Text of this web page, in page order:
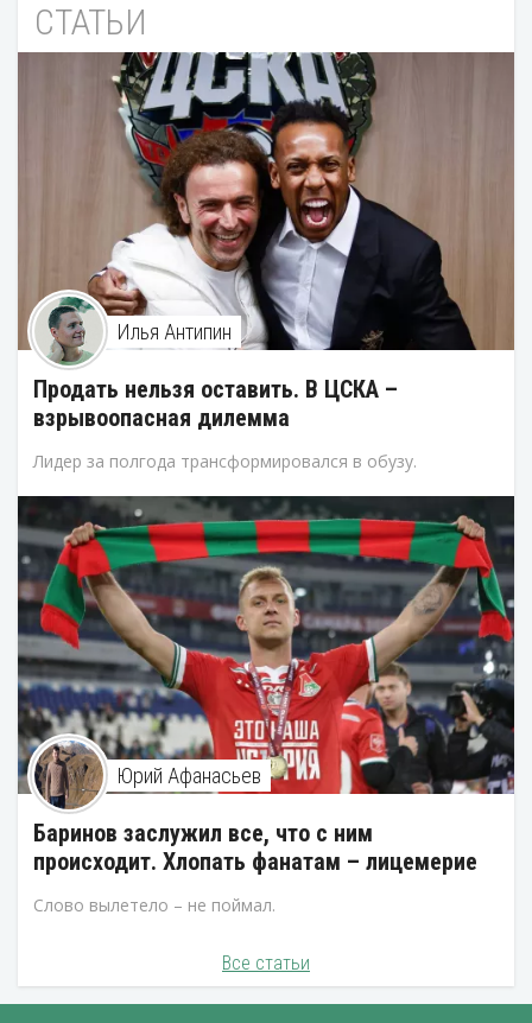
СТАТЬИ
Илья Антипин
Продать нельзя оставить. В ЦСКА –
взрывоопасная дилемма
Лидер за полгода трансформировался в обузу.
Юрий Афанасьев
Баринов заслужил все, что с ним
происходит. Хлопать фанатам – лицемерие
Слово вылетело – не поймал.
Все статьи